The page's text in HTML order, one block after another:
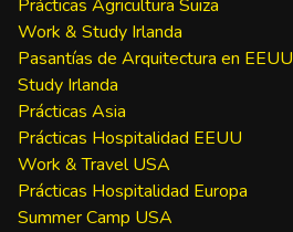
Prácticas Agricultura Suiza
Work & Study Irlanda
Pasantías de Arquitectura en EEUU
Study Irlanda
Prácticas Asia
Prácticas Hospitalidad EEUU
Work & Travel USA
Prácticas Hospitalidad Europa
Summer Camp USA